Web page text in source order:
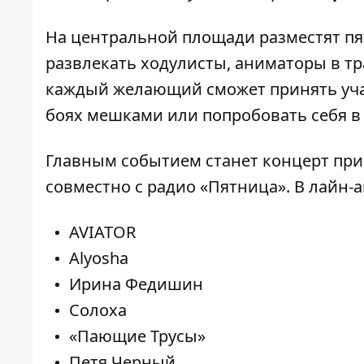
На центральной площади разместят
развлекать ходулисты, аниматоры в
каждый желающий сможет принять
боях мешками или попробовать себя
Главным событием станет концерт
совместно с радио «Пятница». В лайн-
AVIATOR
Alyosha
Ирина Федишин
Солоха
«Пающие Трусы»